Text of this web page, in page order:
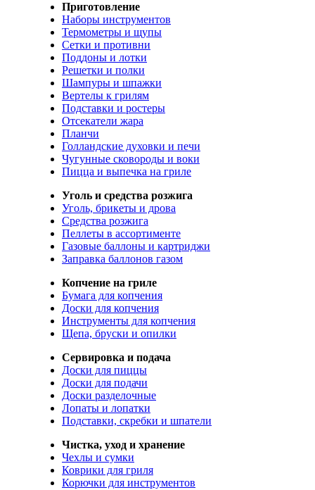
Приготовление
Наборы инструментов
Термометры и щупы
Сетки и противни
Поддоны и лотки
Решетки и полки
Шампуры и шпажки
Вертелы к грилям
Подставки и ростеры
Отсекатели жара
Планчи
Голландские духовки и печи
Чугунные сковороды и воки
Пицца и выпечка на гриле
Уголь и средства розжига
Уголь, брикеты и дрова
Средства розжига
Пеллеты в ассортименте
Газовые баллоны и картриджи
Заправка баллонов газом
Копчение на гриле
Бумага для копчения
Доски для копчения
Инструменты для копчения
Щепа, бруски и опилки
Сервировка и подача
Доски для пиццы
Доски для подачи
Доски разделочные
Лопаты и лопатки
Подставки, скребки и шпатели
Чистка, уход и хранение
Чехлы и сумки
Коврики для гриля
Корючки для инструментов